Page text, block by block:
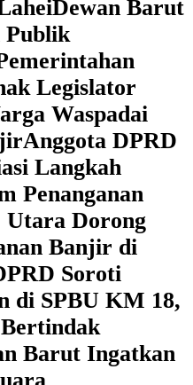
Dewan Barut
Publik
Legislator
Waspadai
Anggota DPRD
Langkah
Penanganan
Dorong
Banjir di
Soroti
di SPBU KM 18,
Barut Ingatkan